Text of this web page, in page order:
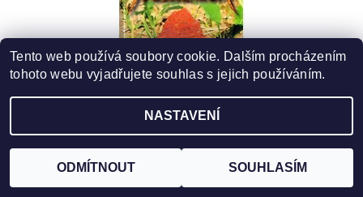
430 Kč bez DPH
430 Kč
Tento web používá soubory cookie. Dalším procházením
tohoto webu vyjadřujete souhlas s jejich používáním.
NASTAVENÍ
ODMÍTNOUT SOUHLASÍM